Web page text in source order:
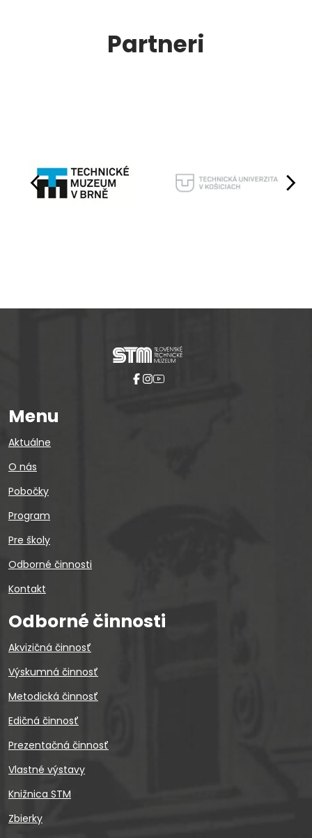
Partneri
Menu
Aktuálne
O nás
Pobočky
Program
Pre školy
Odborné činnosti
Kontakt
Odborné činnosti
Akvizičná činnosť
Výskumná činnosť
Metodická činnosť
Edičná činnosť
Prezentačná činnosť
Vlastné výstavy
Knižnica STM
Zbierky